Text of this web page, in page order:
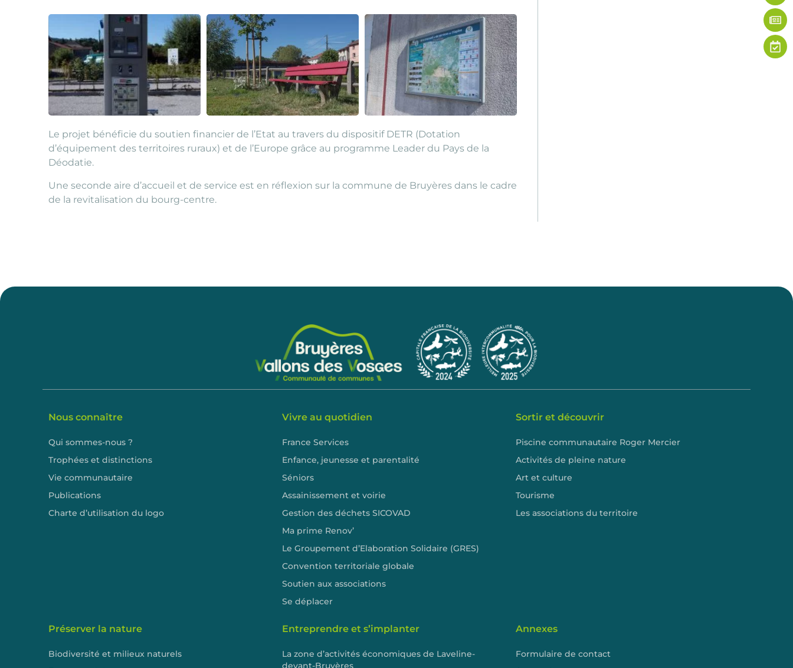
Le projet bénéficie du soutien financier de l’Etat au travers du dispositif DETR (Dotation
d’équipement des territoires ruraux) et de l’Europe grâce au programme Leader du Pays de la
Déodatie.
Une seconde aire d’accueil et de service est en réflexion sur la commune de Bruyères dans le cadre
de la revitalisation du bourg-centre.
Nous connaître
Qui sommes-nous ?
Trophées et distinctions
Vie communautaire
Publications
Charte d’utilisation du logo
Vivre au quotidien
France Services
Enfance, jeunesse et parentalité
Séniors
Assainissement et voirie
Gestion des déchets SICOVAD
Ma prime Renov’
Le Groupement d’Elaboration Solidaire (GRES)
Convention territoriale globale
Soutien aux associations
Se déplacer
Sortir et découvrir
Piscine communautaire Roger Mercier
Activités de pleine nature
Art et culture
Tourisme
Les associations du territoire
Préserver la nature
Biodiversité et milieux naturels
Entreprendre et s’implanter
La zone d’activités économiques de Laveline-
devant-Bruyères
Annexes
Formulaire de contact